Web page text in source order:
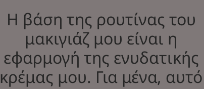
Η βάση της ρουτίνας του
μακιγιάζ μου είναι η
εφαρμογή της ενυδατικής
κρέμας μου. Για μένα, αυτό